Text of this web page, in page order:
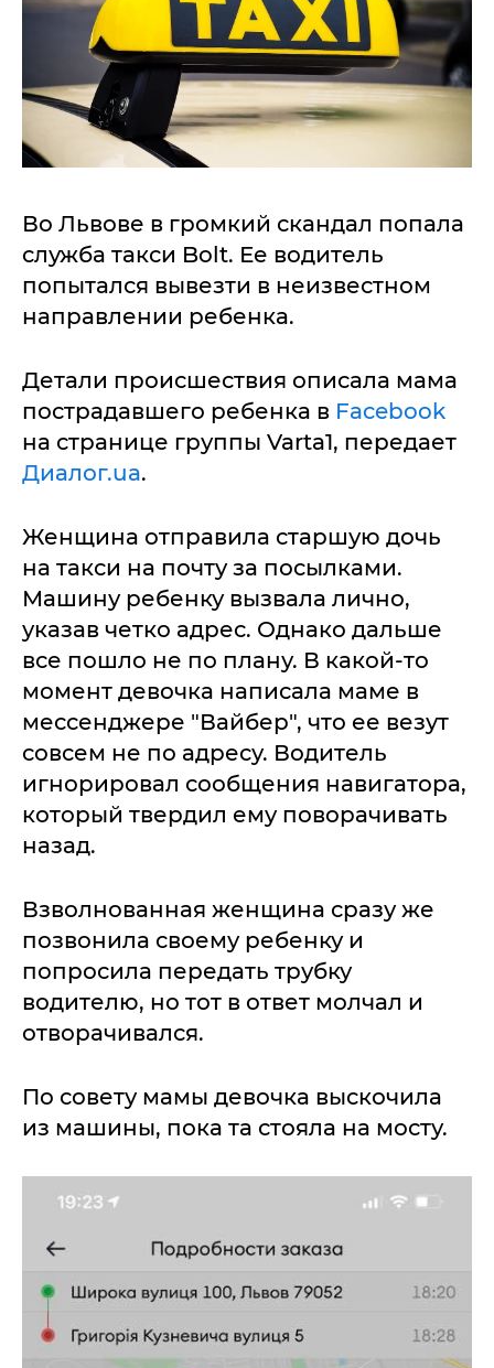
Во Львове в громкий скандал попала
служба такси Bolt. Ее водитель
попытался вывезти в неизвестном
направлении ребенка.
Детали происшествия описала мама
пострадавшего ребенка в Facebook
на странице группы Varta1, передает
Диалог.ua.
Женщина отправила старшую дочь
на такси на почту за посылками.
Машину ребенку вызвала лично,
указав четко адрес. Однако дальше
все пошло не по плану. В какой-то
момент девочка написала маме в
мессенджере "Вайбер", что ее везут
совсем не по адресу. Водитель
игнорировал сообщения навигатора,
который твердил ему поворачивать
назад.
Взволнованная женщина сразу же
позвонила своему ребенку и
попросила передать трубку
водителю, но тот в ответ молчал и
отворачивался.
По совету мамы девочка выскочила
из машины, пока та стояла на мосту.